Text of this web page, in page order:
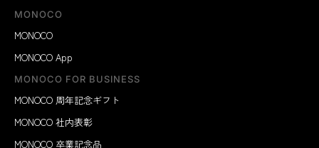
MONOCO
MONOCO
MONOCO App
MONOCO FOR BUSINESS
MONOCO 周年記念ギフト
MONOCO 社内表彰
MONOCO 卒業記念品